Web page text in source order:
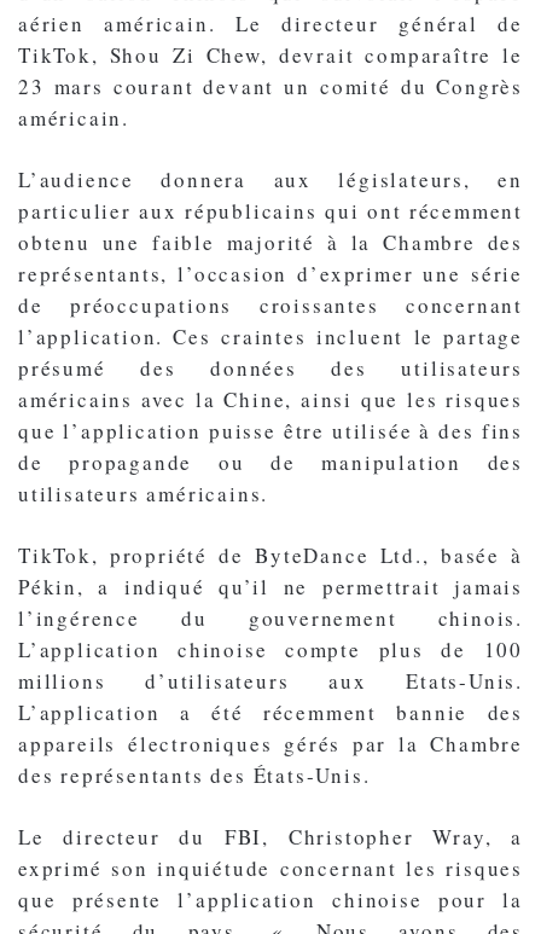
aérien américain. Le directeur général de
TikTok, Shou Zi Chew, devrait comparaître le
23 mars courant devant un comité du Congrès
américain.
L’audience donnera aux législateurs, en
particulier aux républicains qui ont récemment
obtenu une faible majorité à la Chambre des
représentants, l’occasion d’exprimer une série
de préoccupations croissantes concernant
l’application. Ces craintes incluent le partage
présumé des données des utilisateurs
américains avec la Chine, ainsi que les risques
que l’application puisse être utilisée à des fins
de propagande ou de manipulation des
utilisateurs américains.
TikTok, propriété de ByteDance Ltd., basée à
Pékin, a indiqué qu’il ne permettrait jamais
l’ingérence du gouvernement chinois.
L’application chinoise compte plus de 100
millions d’utilisateurs aux Etats-Unis.
L’application a été récemment bannie des
appareils électroniques gérés par la Chambre
des représentants des États-Unis.
Le directeur du FBI, Christopher Wray, a
exprimé son inquiétude concernant les risques
que présente l’application chinoise pour la